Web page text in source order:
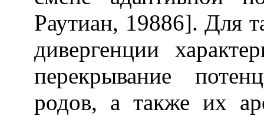
Раутиан, 19886]. Для
дивергенции
перекрывание
родов, а также их